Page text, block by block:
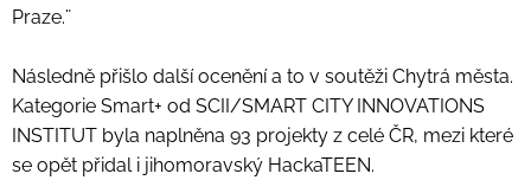
Praze.¨
Následně přišlo další ocenění a to v soutěži Chytrá města.
Kategorie Smart+ od SCII/SMART CITY INNOVATIONS
INSTITUT byla naplněna 93 projekty z celé ČR, mezi které
se opět přidal i jihomoravský HackaTEEN.